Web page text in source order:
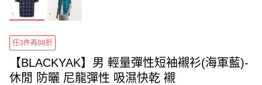
任3件再88折
【BLACKYAK】男 輕量彈性短袖襯衫(海軍藍)-
休閒 防曬 尼龍彈性 吸濕快乾 襯